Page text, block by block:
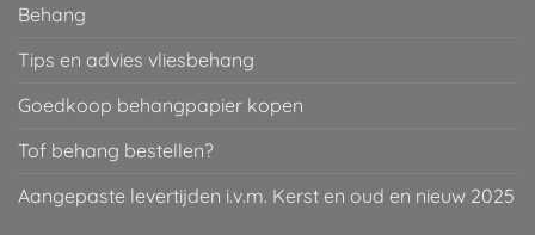
Behang
Tips en advies vliesbehang
Goedkoop behangpapier kopen
Tof behang bestellen?
Aangepaste levertijden i.v.m. Kerst en oud en nieuw 2025